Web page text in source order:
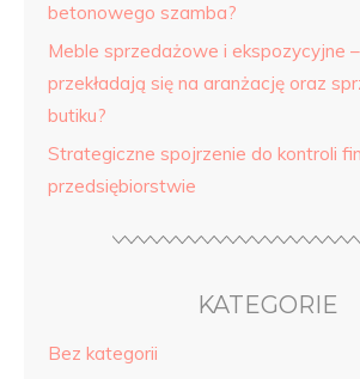
betonowego szamba?
Meble sprzedażowe i ekspozycyjne
przekładają się na aranżację oraz
butiku?
Strategiczne spojrzenie do kontroli
przedsiębiorstwie
KATEGORIE
Bez kategorii